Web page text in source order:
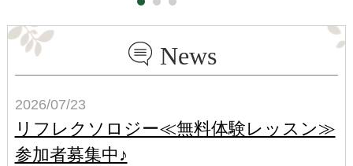
News
2026/07/23
リフレクソロジー≪無料体験レッスン≫
参加者募集中♪